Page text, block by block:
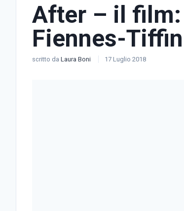
After – il
Fiennes-
scritto da Laura Boni 17 Luglio 2018